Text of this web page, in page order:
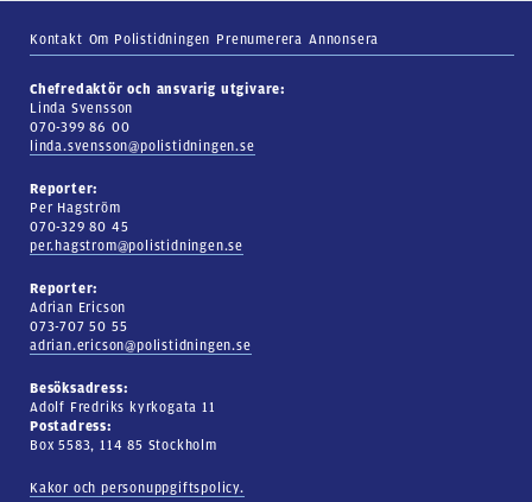
Kontakt Om Polistidningen Prenumerera Annonsera
Chefredaktör och ansvarig utgivare:
Linda Svensson
070-399 86 00
linda.svensson@polistidningen.se
Reporter:
Per Hagström
070-329 80 45
per.hagstrom@polistidningen.se
Reporter:
Adrian Ericson
073-707 50 55
adrian.ericson@polistidningen.se
Besöksadress:
Adolf Fredriks kyrkogata 11
Postadress:
Box 5583, 114 85 Stockholm
Kakor och personuppgiftspolicy.